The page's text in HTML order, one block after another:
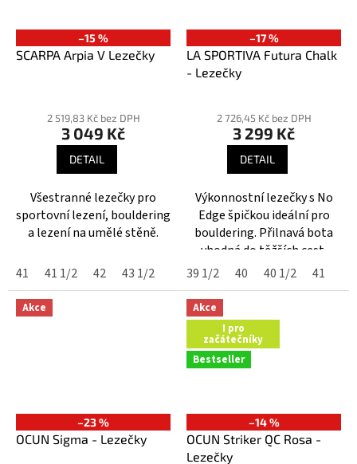
–15 %
SCARPA Arpia V Lezečky
hodnocení
produktu
hvězdiček.
2 519,83 Kč bez DPH
3 049 Kč
DETAIL
Všestranné lezečky pro
sportovní lezení, bouldering
a lezení na umělé stěně.
41 41 1/2 42 43 1/2
–17 %
LA SPORTIVA Futura Chalk
- Lezečky
hodnocení
produktu
hvězdiček.
2 726,45 Kč bez DPH
3 299 Kč
DETAIL
Výkonnostní lezečky s No
Edge špičkou ideální pro
bouldering. Přilnavá bota
vhodná do těžších cest.
39 1/2
40 40 1/2 41
Akce
–23 %
OCUN Sigma - Lezečky
Akce
I pro
začátečníky
Bestseller
–14 %
OCUN Striker QC Rosa -
Lezečky